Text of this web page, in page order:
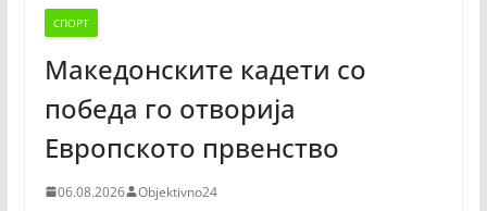
СПОРТ
Македонските кадети со
победа го отворија
Европското првенство
06.08.2026 Objektivno24